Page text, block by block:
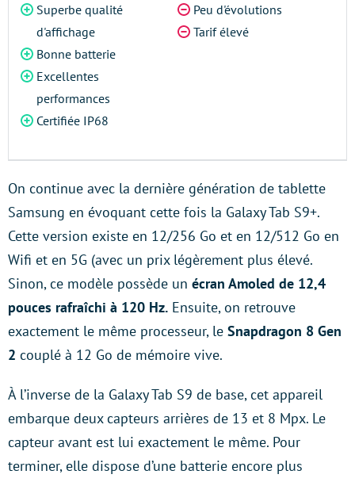
Superbe qualité
d'affichage
Bonne batterie
Excellentes
performances
Certifiée IP68
Peu d'évolutions
Tarif élevé
On continue avec la dernière génération de tablette
Samsung en évoquant cette fois la Galaxy Tab S9+.
Cette version existe en 12/256 Go et en 12/512 Go en
Wifi et en 5G (avec un prix légèrement plus élevé.
Sinon, ce modèle possède un écran Amoled de 12,4
pouces rafraîchi à 120 Hz. Ensuite, on retrouve
exactement le même processeur, le Snapdragon 8 Gen
2 couplé à 12 Go de mémoire vive.
À l’inverse de la Galaxy Tab S9 de base, cet appareil
embarque deux capteurs arrières de 13 et 8 Mpx. Le
capteur avant est lui exactement le même. Pour
terminer, elle dispose d’une batterie encore plus